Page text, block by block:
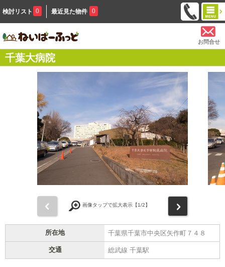
検討リスト 0 最近見た物件 0
お問合せ
千葉大病院
画像タップで拡大表示【1/2】
所在地 千葉県千葉市中央区矢作町７４８
交通 総武線 千葉駅